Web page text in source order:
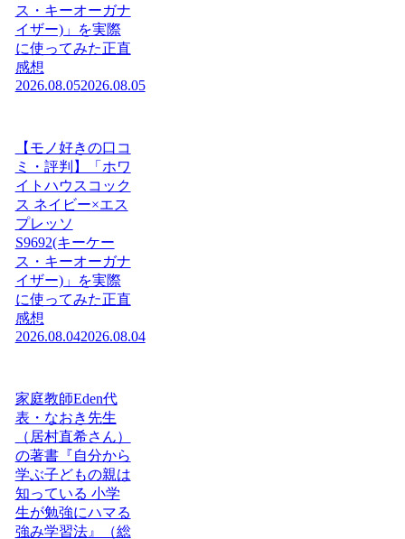
ス・キーオーガナ
イザー)」を実際
に使ってみた正直
感想
2026.08.052026.08.05
【モノ好きの口コ
ミ・評判】「ホワ
イトハウスコック
ス ネイビー×エス
プレッソ
S9692(キーケー
ス・キーオーガナ
イザー)」を実際
に使ってみた正直
感想
2026.08.042026.08.04
家庭教師Eden代
表・なおき先生
（居村直希さん）
の著書『自分から
学ぶ子どもの親は
知っている 小学
生が勉強にハマる
強み学習法』（総